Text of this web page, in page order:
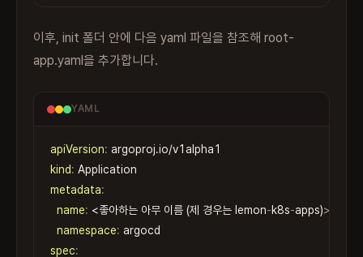
이후, init 폴더 안에 다음 yaml 파일을 참조해 root-
app.yaml을 추가합니다.
YAML
apiVersion:
kind:
metadata:
name: <좋아하는 아무 이름 (제 경우는 lemon-k8s-apps)>
namespace:
spec: